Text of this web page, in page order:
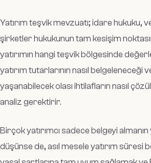
Yatırım teşvik mevzuatı; idare hukuku,
şirketler hukukunun tam kesişim
yatırımın hangi teşvik bölgesinde
yatırım tutarlarının nasıl belgeleneceği
yaşanabilecek olası ihtilafların nasıl
analiz gerektirir.
Birçok yatırımcı sadece belgeyi
düşünse de, asıl mesele yatırım süresi